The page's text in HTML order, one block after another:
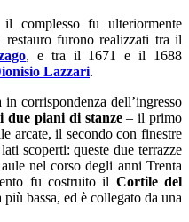
complesso fu ulteriormente
furono realizzati tra il
, e tra il 1671 e il 1688
Lazzari.
corrispondenza dell’ingresso
due piani di stanze– il primo
arcate, il secondo con finestre
scoperti: queste due terrazze
nel corso degli anni Trenta
fu costruito il Cortile del
bassa, ed è collegato da una